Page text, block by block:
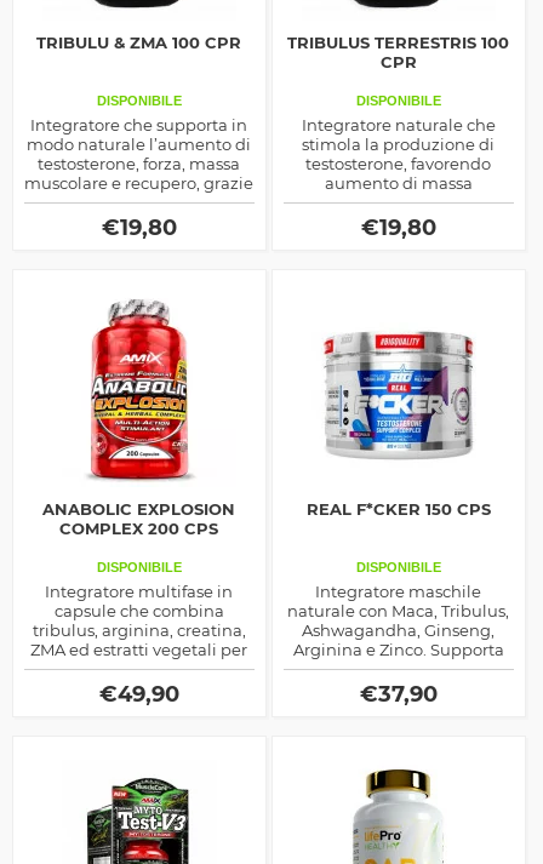
TRIBULU & ZMA 100 CPR
DISPONIBILE
Integratore che supporta in
modo naturale l’aumento di
testosterone, forza, massa
muscolare e recupero, grazie
alla combinazione di
Tribulus Terrestris e ZMA.
€19,80
TRIBULUS TERRESTRIS 100
CPR
DISPONIBILE
Integratore naturale che
stimola la produzione di
testosterone, favorendo
aumento di massa
muscolare, forza, potenza
fisica e migliorando la libido.
€19,80
ANABOLIC EXPLOSION
COMPLEX 200 CPS
DISPONIBILE
Integratore multifase in
capsule che combina
tribulus, arginina, creatina,
ZMA ed estratti vegetali per
aumentare forza, massa
muscolare e recupero.
€49,90
REAL F*CKER 150 CPS
DISPONIBILE
Integratore maschile
naturale con Maca, Tribulus,
Ashwagandha, Ginseng,
Arginina e Zinco. Supporta
libido, energia e benessere
ormonale, ideale per periodi
di stress o stanchezza.
€37,90